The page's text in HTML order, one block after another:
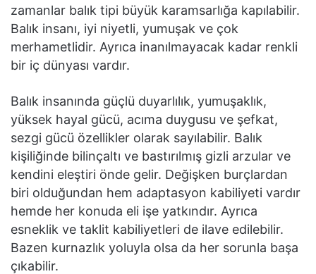
zamanlar balık tipi büyük karamsarlığa kapılabilir.
Balık insanı, iyi niyetli, yumuşak ve çok
merhametlidir. Ayrıca inanılmayacak kadar renkli
bir iç dünyası vardır.
Balık insanında güçlü duyarlılık, yumuşaklık,
yüksek hayal gücü, acıma duygusu ve şefkat,
sezgi gücü özellikler olarak sayılabilir. Balık
kişiliğinde bilinçaltı ve bastırılmış gizli arzular ve
kendini eleştiri önde gelir. Değişken burçlardan
biri olduğundan hem adaptasyon kabiliyeti vardır
hemde her konuda eli işe yatkındır. Ayrıca
esneklik ve taklit kabiliyetleri de ilave edilebilir.
Bazen kurnazlık yoluyla olsa da her sorunla başa
çıkabilir.